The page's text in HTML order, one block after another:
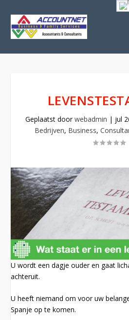
Geplaatst doorwebadmin | jul
Bedrijven, Business,
U wordt een dagje ouder en gaat
achteruit.
U heeft niemand om voor uw
Spanje op te komen.